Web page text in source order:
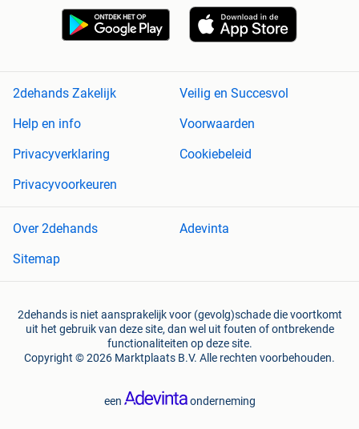
2dehands Zakelijk
Veilig en Succesvol
Help en info
Voorwaarden
Privacyverklaring
Cookiebeleid
Privacyvoorkeuren
Over 2dehands
Adevinta
Sitemap
2dehands is niet aansprakelijk voor (gevolg)schade die voortkomt
uit het gebruik van deze site, dan wel uit fouten of ontbrekende
functionaliteiten op deze site.
Copyright © 2026 Marktplaats B.V. Alle rechten voorbehouden.
een onderneming